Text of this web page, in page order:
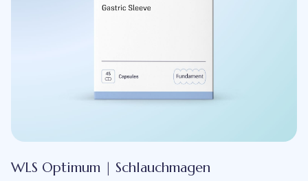
WLS Optimum | Schlauchmagen